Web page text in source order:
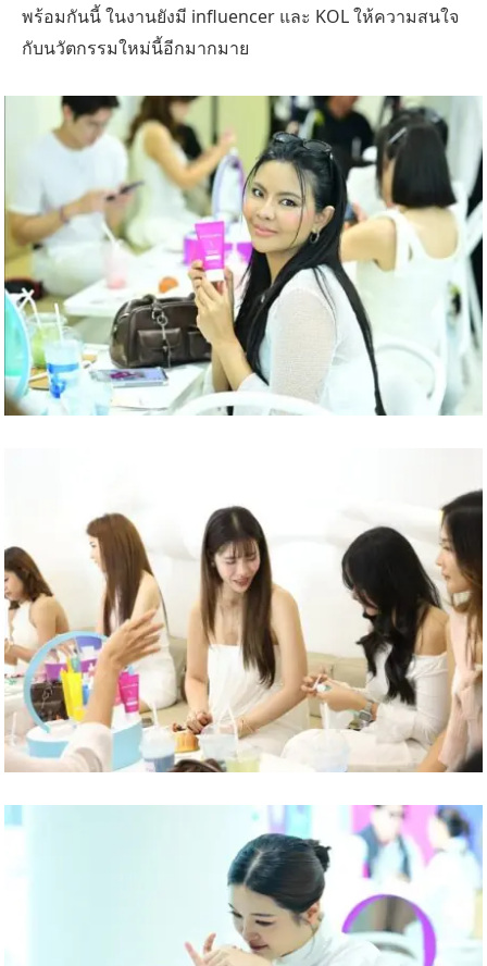
พร้อมกันนี้ ในงานยังมี influencer และ KOL ให้ความสนใจ
กับนวัตกรรมใหม่นี้อีกมากมาย